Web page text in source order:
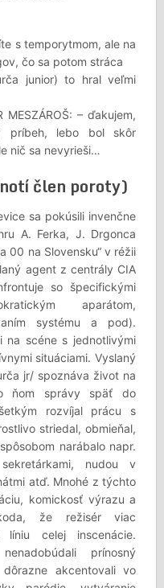
s temporytmom, ale na
čo sa potom stráca
junior) to hral veľmi
– ďakujem,
príbeh, lebo bol skôr
nič sa nevyrieši…
člen poroty)
sa pokúsili invenčne
A. Ferka, J. Drgonca
00 na Slovensku“ v réžii
agent z centrály CIA
so špecifickými
aparátom,
systému a pod).
na scéne s jednotlivými
situáciami. Vyslaný
jr/ spoznáva život na
ňom správy späť do
rozvíjal prácu s
striedal, obmieňal,
narábalo napr.
nudou v
atď. Mnohé z týchto
komickosť výrazu a
že režisér viac
líniu celej inscenácie.
prínosný
akcentovali vo